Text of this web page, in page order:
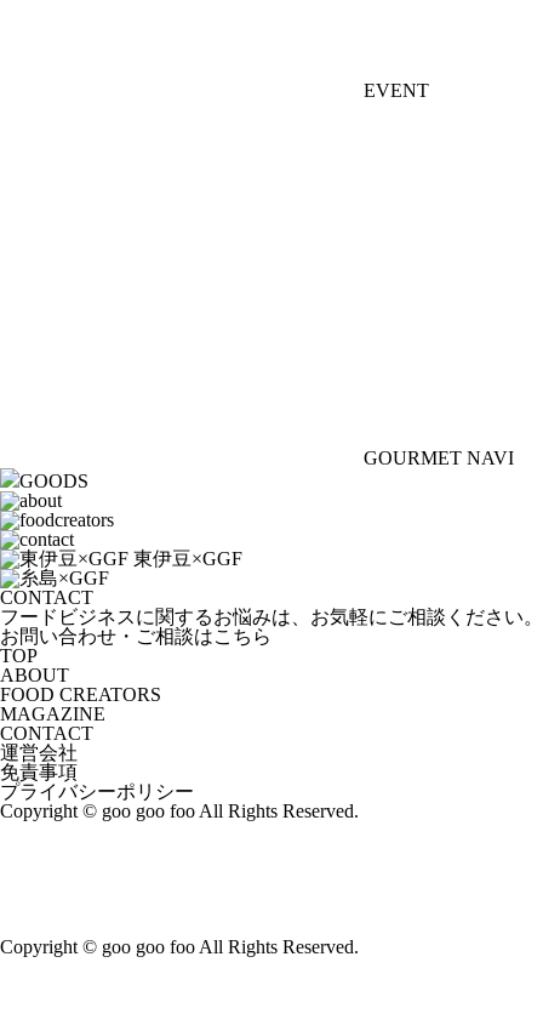
EVENT
GOURMET NAVI
GOODS
CONTACT
フードビジネスに関するお悩みは、お気軽にご相談ください。
お問い合わせ・ご相談はこちら
TOP
ABOUT
FOOD CREATORS
MAGAZINE
CONTACT
運営会社
免責事項
プライバシーポリシー
Copyright © goo goo foo All Rights Reserved.
Copyright © goo goo foo All Rights Reserved.